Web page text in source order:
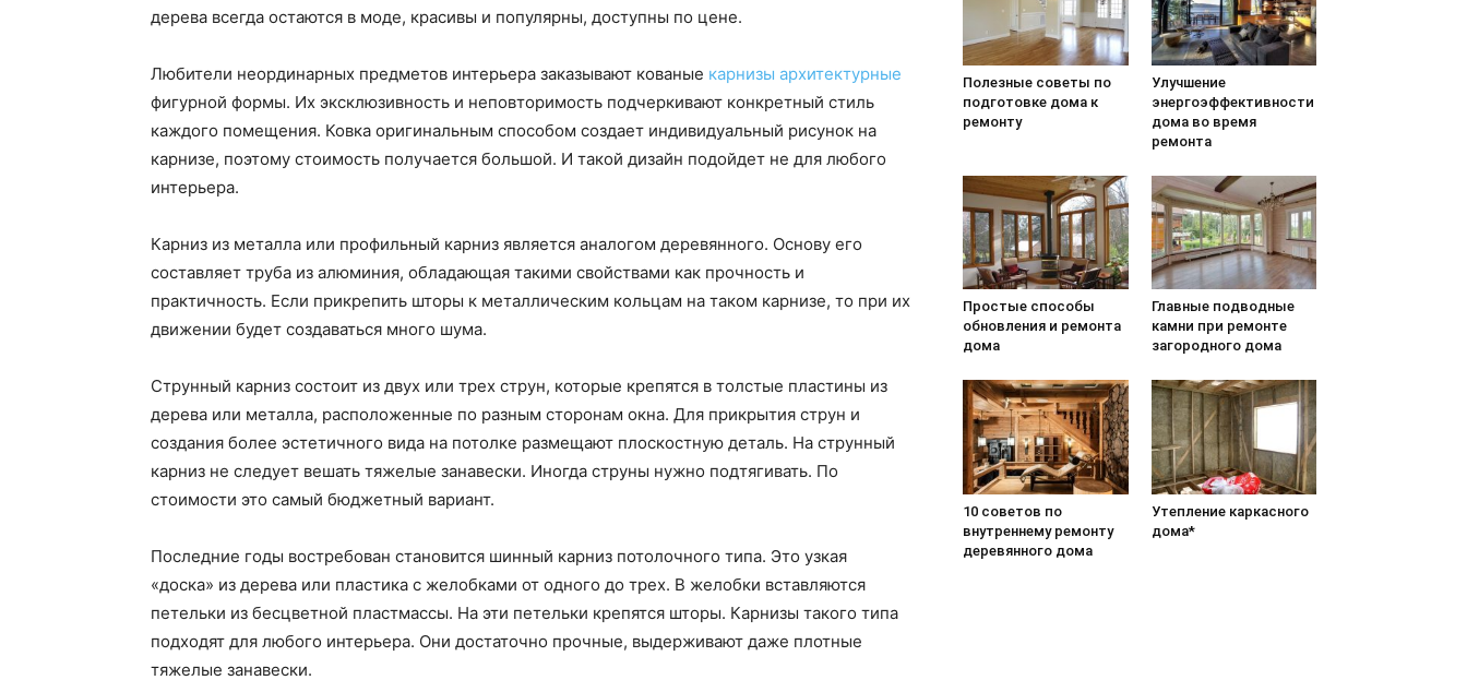
дерева всегда остаются в моде, красивы и популярны, доступны по цене.
Любители неординарных предметов интерьера заказывают кованые карнизы архитектурные
фигурной формы. Их эксклюзивность и неповторимость подчеркивают конкретный стиль
каждого помещения. Ковка оригинальным способом создает индивидуальный рисунок на
карнизе, поэтому стоимость получается большой. И такой дизайн подойдет не для любого
интерьера.
Карниз из металла или профильный карниз является аналогом деревянного. Основу его
составляет труба из алюминия, обладающая такими свойствами как прочность и
практичность. Если прикрепить шторы к металлическим кольцам на таком карнизе, то при их
движении будет создаваться много шума.
Струнный карниз состоит из двух или трех струн, которые крепятся в толстые пластины из
дерева или металла, расположенные по разным сторонам окна. Для прикрытия струн и
создания более эстетичного вида на потолке размещают плоскостную деталь. На струнный
карниз не следует вешать тяжелые занавески. Иногда струны нужно подтягивать. По
стоимости это самый бюджетный вариант.
Последние годы востребован становится шинный карниз потолочного типа. Это узкая
«доска» из дерева или пластика с желобками от одного до трех. В желобки вставляются
петельки из бесцветной пластмассы. На эти петельки крепятся шторы. Карнизы такого типа
подходят для любого интерьера. Они достаточно прочные, выдерживают даже плотные
тяжелые занавески.
Полезные советы по
подготовке дома к
ремонту
Улучшение
энергоэффективности
дома во время
ремонта
Простые способы
обновления и ремонта
дома
Главные подводные
камни при ремонте
загородного дома
10 советов по
внутреннему ремонту
деревянного дома
Утепление каркасного
дома*